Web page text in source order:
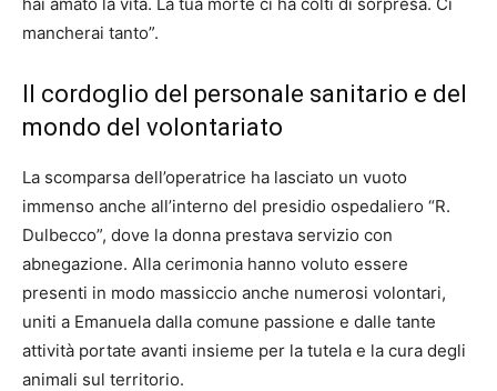
mancherai tanto”.
Il cordoglio del personale sanitario e del
mondo del volontariato
La scomparsa dell’operatrice ha lasciato un vuoto
immenso anche all’interno del presidio ospedaliero “R.
Dulbecco”, dove la donna prestava servizio con
abnegazione. Alla cerimonia hanno voluto essere
presenti in modo massiccio anche numerosi volontari,
uniti a Emanuela dalla comune passione e dalle tante
attività portate avanti insieme per la tutela e la cura degli
animali sul territorio.